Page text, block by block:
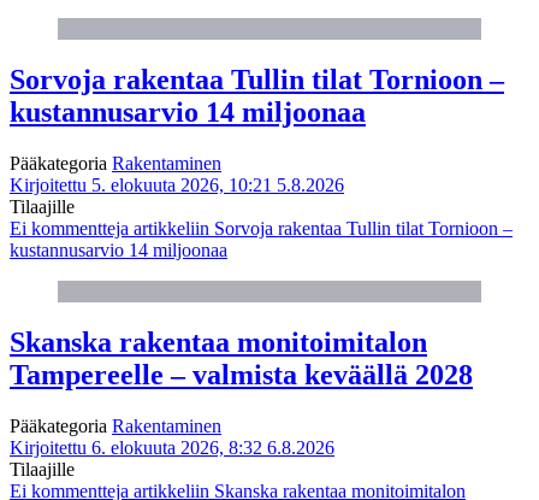
Sorvoja rakentaa Tullin tilat Tornioon –
kustannusarvio 14 miljoonaa
Pääkategoria Rakentaminen
Kirjoitettu 5. elokuuta 2026, 10:21 5.8.2026
Tilaajille
Ei kommentteja artikkeliin Sorvoja rakentaa Tullin tilat Tornioon –
kustannusarvio 14 miljoonaa
Skanska rakentaa monitoimitalon
Tampereelle – valmista keväällä 2028
Pääkategoria Rakentaminen
Kirjoitettu 6. elokuuta 2026, 8:32 6.8.2026
Tilaajille
Ei kommentteja artikkeliin Skanska rakentaa monitoimitalon